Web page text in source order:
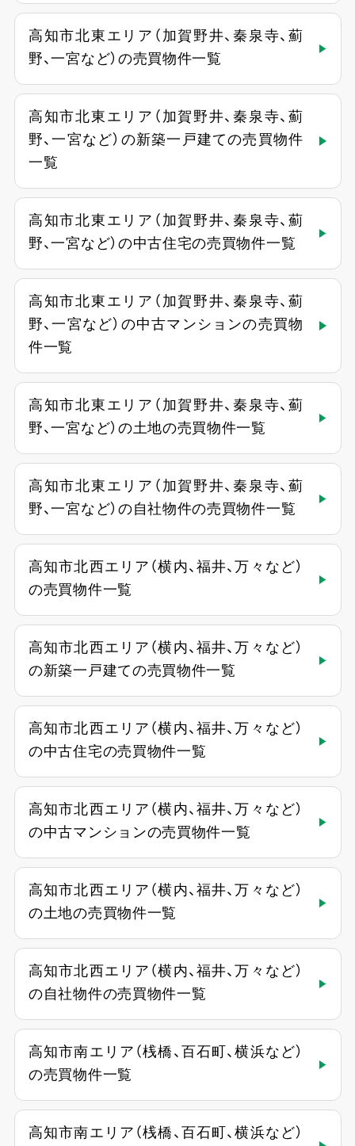
高知市北東エリア（加賀野井、秦泉寺、薊
野、一宮など）の売買物件一覧
高知市北東エリア（加賀野井、秦泉寺、薊
野、一宮など）の新築一戸建ての売買物件
一覧
高知市北東エリア（加賀野井、秦泉寺、薊
野、一宮など）の中古住宅の売買物件一覧
高知市北東エリア（加賀野井、秦泉寺、薊
野、一宮など）の中古マンションの売買物
件一覧
高知市北東エリア（加賀野井、秦泉寺、薊
野、一宮など）の土地の売買物件一覧
高知市北東エリア（加賀野井、秦泉寺、薊
野、一宮など）の自社物件の売買物件一覧
高知市北西エリア（横内、福井、万々など）
の売買物件一覧
高知市北西エリア（横内、福井、万々など）
の新築一戸建ての売買物件一覧
高知市北西エリア（横内、福井、万々など）
の中古住宅の売買物件一覧
高知市北西エリア（横内、福井、万々など）
の中古マンションの売買物件一覧
高知市北西エリア（横内、福井、万々など）
の土地の売買物件一覧
高知市北西エリア（横内、福井、万々など）
の自社物件の売買物件一覧
高知市南エリア（桟橋、百石町、横浜など）
の売買物件一覧
高知市南エリア（桟橋、百石町、横浜など）